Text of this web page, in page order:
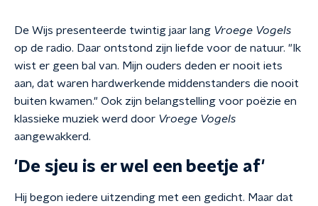
De Wijs presenteerde twintig jaar lang Vroege Vogels
op de radio. Daar ontstond zijn liefde voor de natuur. "Ik
wist er geen bal van. Mijn ouders deden er nooit iets
aan, dat waren hardwerkende middenstanders die nooit
buiten kwamen." Ook zijn belangstelling voor poëzie en
klassieke muziek werd door Vroege Vogels
aangewakkerd.
'De sjeu is er wel een beetje af'
Hij begon iedere uitzending met een gedicht. Maar dat